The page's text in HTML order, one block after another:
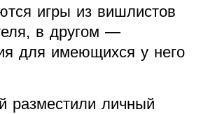
игры из вишлистов
в другом —
для имеющихся у него
разместили личный